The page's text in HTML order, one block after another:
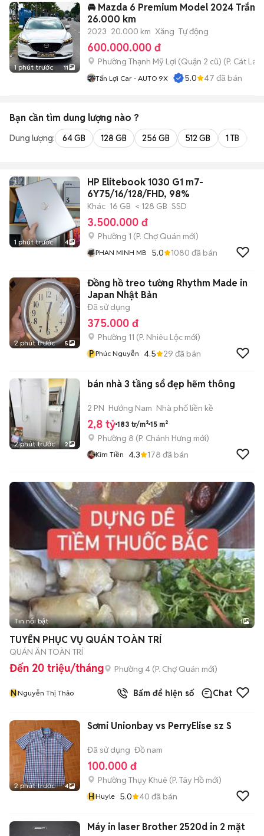
1 phút trước 11
🚘 Mazda 6 Premium Model 2024 Trắng
26.000 km
2023 20.000 km Xăng Tự động
600.000.000 đ
Phường Thạnh Mỹ Lợi (Quận 2 cũ) (P. Cát Lái
Tấn Lợi Car - AUTO 9X 5.0 47 đã bán
Bạn cần tìm dung lượng nào ?
Dung lượng: 64 GB 128 GB 256 GB 512 GB 1 TB
1 phút trước 4
HP Elitebook 1030 G1 m7-
6Y75/16/128/FHD, 98%
Khác 16 GB < 128 GB SSD
3.500.000 đ
Phường 1 (P. Chợ Quán mới)
PHAN MINH MB 5.0 1080 đã bán
2 phút trước 5
Đồng hồ treo tường Rhythm Made in
Japan Nhật Bản
Đã sử dụng
375.000 đ
Phường 11 (P. Nhiêu Lộc mới)
P Phúc Nguyễn 4.5 29 đã bán
2 phút trước 2
bán nhà 3 tầng sổ đẹp hẽm thông
2 PN Hướng Nam Nhà phố liền kề
2,8 tỷ 183 tr/m² 15 m²
Phường 8 (P. Chánh Hưng mới)
Kim Tiền 4.3 178 đã bán
Tin nổi bật 1
TUYỂN PHỤC VỤ QUÁN TOÀN TRÍ
QUÁN ĂN TOÀN TRÍ
Đến 20 triệu/tháng Phường 4 (P. Chợ Quán mới)
NNguyễn Thị Thảo Bấm để hiện số Chat
2 phút trước 4
Sơmi Unionbay vs PerryElise sz S
Đã sử dụng Đồ nam
100.000 đ
Phường Thụy Khuê (P. Tây Hồ mới)
HHuyle 5.0 40 đã bán
Máy in laser Brother 2520d in 2 mặt